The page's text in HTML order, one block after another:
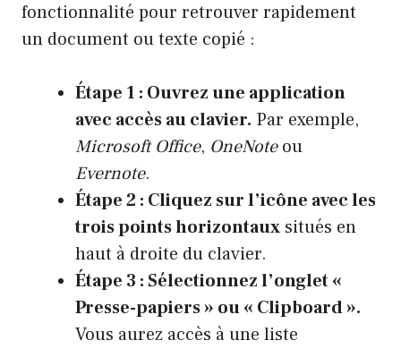
fonctionnalité pour retrouver rapidement
un document ou texte copié :
Étape 1 : Ouvrez une application
avec accès au clavier. Par exemple,
Microsoft Office, OneNoteou
Evernote.
Étape 2 : Cliquez sur l’icône avec les
trois points horizontaux situés en
haut à droite du clavier.
Étape 3 : Sélectionnez l’onglet «
Presse-papiers » ou « Clipboard ».
Vous aurez accès à une liste